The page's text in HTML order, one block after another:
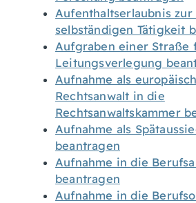
Aufenthaltserlaubnis
selbständigen Tätigkeit
Aufgraben einer Straße
Leitungsverlegung
Aufnahme als
Rechtsanwalt in die
Rechtsanwaltskammer
Aufnahme als
beantragen
Aufnahme in die
beantragen
Aufnahme in die